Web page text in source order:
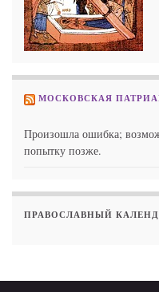
МОСКОВСКАЯ
Произошла ошибка;
попытку позже.
ПРАВОСЛАВНЫЙ